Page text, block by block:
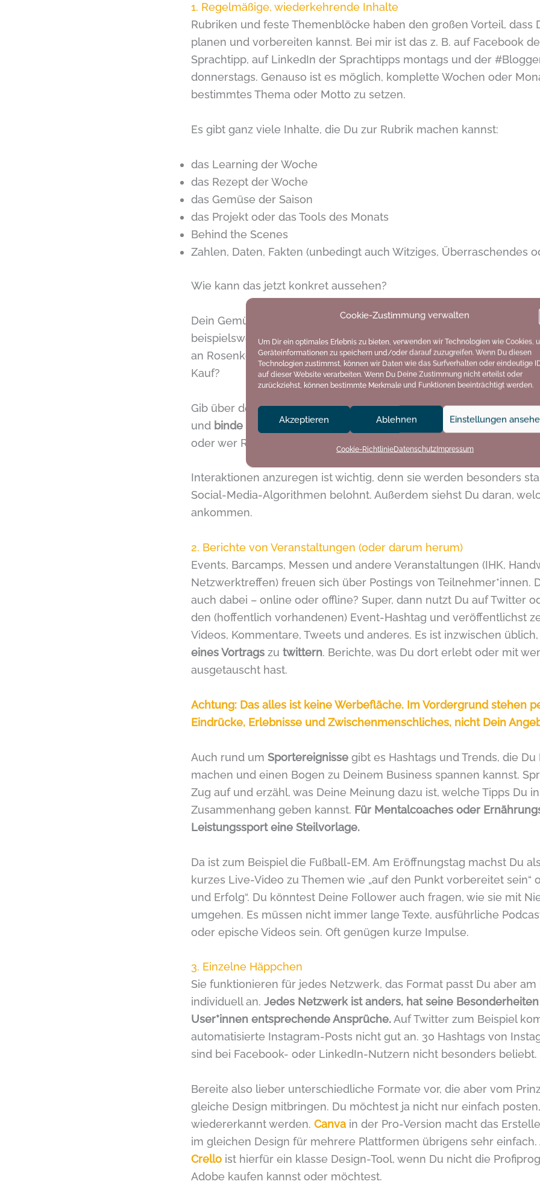
Cookie-Zustimmung verwalten
Um Dir ein optimales Erlebnis zu bieten, verwenden wir Technologien wie Cookies,
Geräteinformationen zu speichern und/oder darauf zuzugreifen. Wenn Du diesen
Technologien zustimmst, können wir Daten wie das Surfverhalten oder eindeutige
auf dieser Website verarbeiten. Wenn Du Deine Zustimmung nicht erteilst oder
zurückziehst, können bestimmte Merkmale und Funktionen beeinträchtigt werden.
Akzeptieren Ablehnen Einstellungen
Cookie-RichtlinieDatenschutzImpressum
1. Regelmäßige, wiederkehrende Inhalte
Rubriken und feste Themenblöcke haben den großen Vorteil, dass
planen und vorbereiten kannst. Bei mir ist das z. B. auf Facebook
Sprachtipp, auf LinkedIn der Sprachtipps montags und der
donnerstags. Genauso ist es möglich, komplette Wochen oder
bestimmtes Thema oder Motto zu setzen.
Es gibt ganz viele Inhalte, die Du zur Rubrik machen kannst:
das Learning der Woche
das Rezept der Woche
das Gemüse der Saison
das Projekt oder das Tools des Monats
Behind the Scenes
Zahlen, Daten, Fakten (unbedingt auch Witziges, Überraschendes
Wie kann das jetzt konkret aussehen?
Dein Gemüse des Monats ist Rosenkohl. Dann machst Du zum
beispielsweise ein Video oder schreibst einen Blogartikel, in dem
an Rosenkohl so toll ist. Was steckt drin? Worauf achtet man am
Kauf?
Gib über den Monat verteiltviele hilfreiche Tippsrund um das
und binde die Zuschauer*innen / Leser*innen ein
. Frag nach
oder wer Rosenkohl schon als Kind gehasst hat. 😉
Interaktionen anzuregen ist wichtig, denn sie werden besonders
Social-Media-Algorithmen belohnt. Außerdem siehst Du daran,
ankommen.
2. Berichte von Veranstaltungen (oder darum herum)
Events, Barcamps, Messen und andere Veranstaltungen (IHK,
Netzwerktreffen) freuen sich über Postings von Teilnehmer*innen.
auch dabei – online oder offline? Super, dann nutzt Du auf Twitter
den (hoffentlich vorhandenen) Event-Hashtag und veröffentlichst
Videos, Kommentare, Tweets und anderes. Es ist inzwischen üblich,
eines Vortrags zu twittern. Berichte, was Du dort erlebt oder mit
ausgetauscht hast.
Achtung: Das alles ist keine Werbefläche. Im Vordergrund stehen
Eindrücke, Erlebnisse und Zwischenmenschliches, nicht Dein
Auch rund um Sportereignisse gibt es Hashtags und Trends, die Du
machen und einen Bogen zu Deinem Business spannen kannst.
Zug auf und erzähl, was Deine Meinung dazu ist, welche Tipps Du
Zusammenhang geben kannst. Für Mentalcoaches oder
Leistungssport eine Steilvorlage.
Da ist zum Beispiel die Fußball-EM. Am Eröffnungstag machst Du
kurzes Live-Video zu Themen wie „auf den Punkt vorbereitet sein“
und Erfolg“. Du könntest Deine Follower auch fragen, wie sie mit
umgehen. Es müssen nicht immer lange Texte, ausführliche
oder epische Videos sein. Oft genügen kurze Impulse.
3. Einzelne Häppchen
Sie funktionieren für jedes Netzwerk, das Format passt Du aber am
individuell an. Jedes Netzwerk ist anders, hat seine
User*innen entsprechende Ansprüche.Auf Twitter zum Beispiel
automatisierte Instagram-Posts nicht gut an. 30 Hashtags von
sind bei Facebook- oder LinkedIn-Nutzern nicht besonders beliebt.
Bereite also lieber unterschiedliche Formate vor, die aber vom
gleiche Design mitbringen. Du möchtest ja nicht nur einfach
wiedererkannt werden. Canva in der Pro-Version macht das
im gleichen Design für mehrere Plattformen übrigens sehr einfach.
Crello ist hierfür ein klasse Design-Tool, wenn Du nicht die
Adobe kaufen kannst oder möchtest.